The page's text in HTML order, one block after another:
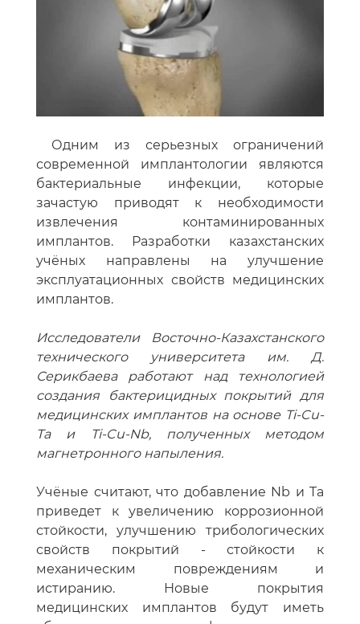
Одним из серьезных ограничений
современной имплантологии являются
бактериальные инфекции, которые
зачастую приводят к необходимости
извлечения контаминированных
имплантов. Разработки казахстанских
учёных направлены на улучшение
эксплуатационных свойств медицинских
имплантов.
Исследователи Восточно-Казахстанского
технического университета им. Д.
Серикбаева работают над технологией
создания бактерицидных покрытий для
медицинских имплантов на основе Ti-Cu-
Ta и Ti-Cu-Nb, полученных методом
магнетронного напыления.
Учёные считают, что добавление Nb и Ta
приведет к увеличению коррозионной
стойкости, улучшению трибологических
свойств покрытий - стойкости к
механическим повреждениям и
истиранию. Новые покрытия
медицинских имплантов будут иметь